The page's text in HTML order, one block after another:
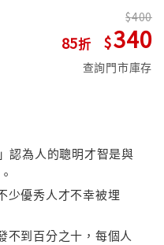
85
400
340
查詢門市庫存
認為人的聰明才智是與
少優秀人才不幸被埋
不到百分之十，每個人